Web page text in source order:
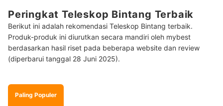
Peringkat Teleskop Bintang Terbaik
Berikut ini adalah rekomendasi Teleskop Bintang terbaik.
Produk-produk ini diurutkan secara mandiri oleh mybest
berdasarkan hasil riset pada beberapa website dan review
(diperbarui tanggal 28 Juni 2025).
Paling Populer